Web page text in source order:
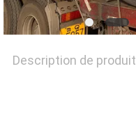
CONTACTEZ-
NOUS
Description de produit